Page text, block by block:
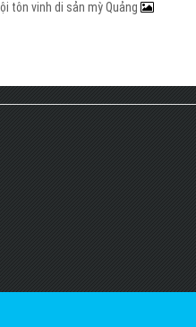
tôn vinh di sản mỳ Quảng